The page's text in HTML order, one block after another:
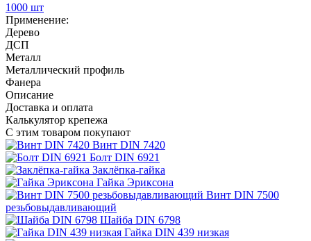
1000 шт
Применение:
Дерево
ДСП
Металл
Металлический профиль
Фанера
Описание
Доставка и оплата
Калькулятор крепежа
С этим товаром покупают
Винт DIN 7420
Болт DIN 6921
Заклёпка-гайка
Гайка Эриксона
Винт DIN 7500
резьбовыдавливающий
Шайба DIN 6798
Гайка DIN 439 низкая